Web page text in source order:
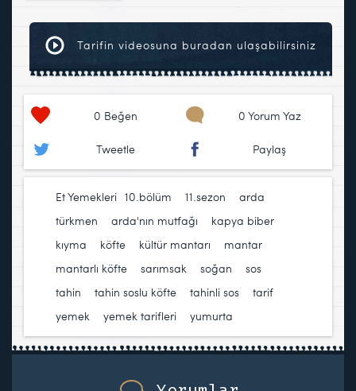
Tarifin videosuna buradan ulaşabilirsiniz
0 Beğen 0 Yorum Yaz
Tweetle Paylaş
Et Yemekleri 10.bölüm 11.sezon
arda
türkmen
arda'nın mutfağı kapya biber
kıyma
köfte kültür mantarı mantar
mantarlı köfte
sarımsak soğan sos
tahin
tahin soslu köfte tahinli sos tarif
yemek
yemek tarifleri yumurta